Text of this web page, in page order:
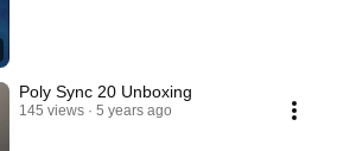
Poly Sync 20 Unboxing
145 views 5 years ago